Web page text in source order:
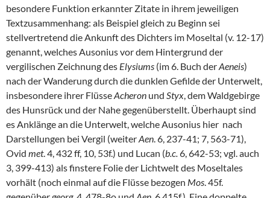
besondere Funktion erkannter Zitate in ihrem jeweiligen
Textzusammenhang: als Beispiel gleich zu Beginn sei
stellvertretend die Ankunft des Dichters im Moseltal (v. 12-17)
genannt, welches Ausonius vor dem Hintergrund der
vergilischen Zeichnung des Elysiums (im 6. Buch derAeneis)
nach der Wanderung durch die dunklen Gefilde der Unterwelt,
insbesondere ihrer FlüsseAcheron und Styx, dem Waldgebirge
des Hunsrück und der Nahe gegenüberstellt. Überhaupt sind
es Anklänge an die Unterwelt, welche Ausonius hier nach
Darstellungen bei Vergil (weiterAen. 6, 237-41; 7, 563-71),
Ovid met. 4, 432 ff, 10, 53f.) und Lucan (b.c.6, 642-53; vgl. auch
3, 399-413) als finstere Folie der Lichtwelt des Moseltales
vorhält (noch einmal auf die Flüsse bezogen Mos. 45f.